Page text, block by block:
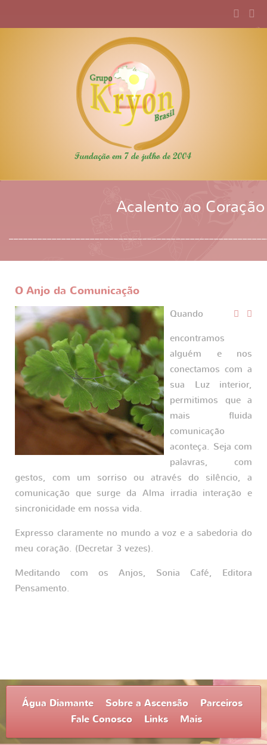
Acalento ao Coração
O Anjo da Comunicação
Quando
encontramos
alguém e nos
conectamos com a
sua Luz interior,
permitimos que a
mais fluida
comunicação
aconteça. Seja com
palavras, com
gestos, com um sorriso ou através do silêncio, a
comunicação que surge da Alma irradia interação e
sincronicidade em nossa vida.
Expresso claramente no mundo a voz e a sabedoria do
meu coração. (Decretar 3 vezes).
Meditando com os Anjos, Sonia Café, Editora
Pensamento.
Água Diamante Sobre a Ascensão
Parceiros
Fale Conosco
Links Mais